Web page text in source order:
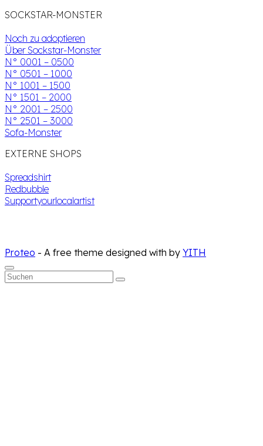
SOCKSTAR-MONSTER
Noch zu adoptieren
Über Sockstar-Monster
N° 0001 – 0500
N° 0501 – 1000
N° 1001 – 1500
N° 1501 – 2000
N° 2001 – 2500
N° 2501 – 3000
Sofa-Monster
EXTERNE SHOPS
Spreadshirt
Redbubble
Supportyourlocalartist
Proteo - A free theme designed with by YITH